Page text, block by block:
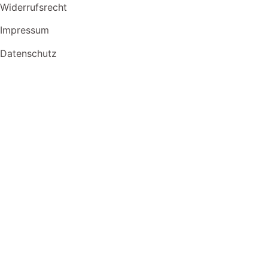
Widerrufsrecht
Impressum
Datenschutz